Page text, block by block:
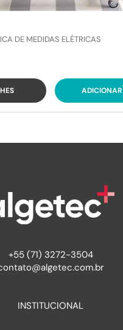
DE MEDIDAS ELÉTRICAS
ADICIONAR
+55 (71) 3272-3504
INSTITUCIONAL